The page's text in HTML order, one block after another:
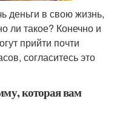
деньги в свою жизнь,
ли такое? Конечно и
прийти почти
согласитесь это
которая вам